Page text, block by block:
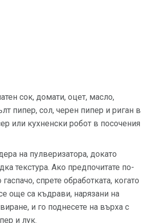
сок, домати, оцет, масло,
пипер, сол, черен пипер и риган в
или кухненски робот в посочения
на пулверизатора, докато
текстура. Ако предпочитате по-
спрете обработката, когато
още са къдрави, нарязани на
и го поднесете на върха с
и лук.